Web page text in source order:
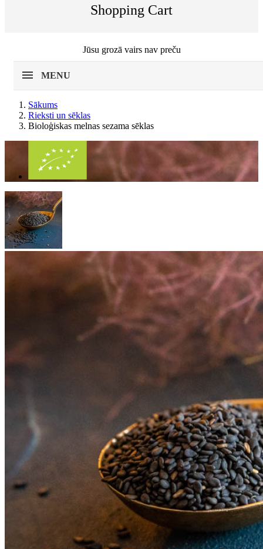
Shopping Cart
Jūsu grozā vairs nav preču
MENU
Sākums
Rieksti un sēklas
Bioloģiskas melnas sezama sēklas